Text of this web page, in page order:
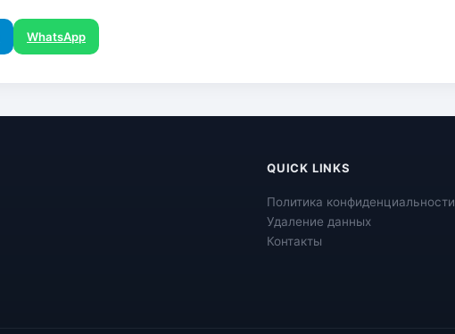
WhatsApp
QUICK LINKS
Политика конфиденциальности
Удаление данных
Контакты